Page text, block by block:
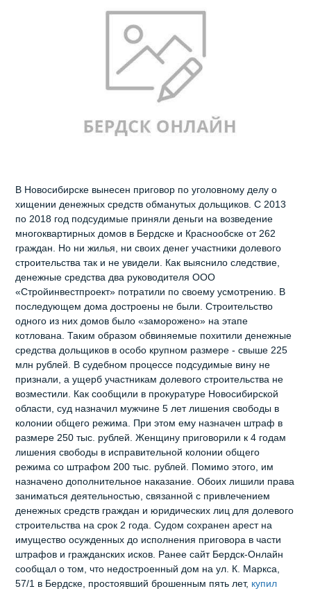
В Новосибирске вынесен приговор по уголовному делу о
хищении денежных средств обманутых дольщиков. С 2013
по 2018 год подсудимые приняли деньги на возведение
многоквартирных домов в Бердске и Краснообске от 262
граждан. Но ни жилья, ни своих денег участники долевого
строительства так и не увидели. Как выяснило следствие,
денежные средства два руководителя ООО
«Стройинвестпроект» потратили по своему усмотрению. В
последующем дома достроены не были. Строительство
одного из них домов было «заморожено» на этапе
котлована. Таким образом обвиняемые похитили денежные
средства дольщиков в особо крупном размере - свыше 225
млн рублей. В судебном процессе подсудимые вину не
признали, а ущерб участникам долевого строительства не
возместили. Как сообщили в прокуратуре Новосибирской
области, суд назначил мужчине 5 лет лишения свободы в
колонии общего режима. При этом ему назначен штраф в
размере 250 тыс. рублей. Женщину приговорили к 4 годам
лишения свободы в исправительной колонии общего
режима со штрафом 200 тыс. рублей. Помимо этого, им
назначено дополнительное наказание. Обоих лишили права
заниматься деятельностью, связанной с привлечением
денежных средств граждан и юридических лиц для долевого
строительства на срок 2 года. Судом сохранен арест на
имущество осужденных до исполнения приговора в части
штрафов и гражданских исков. Ранее сайт Бердск-Онлайн
сообщал о том, что недостроенный дом на ул. К. Маркса,
57/1 в Бердске, простоявший брошенным пять лет, купил